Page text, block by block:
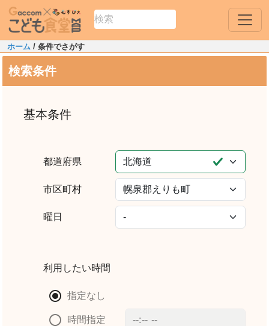
ホーム / 条件でさがす
検索条件
基本条件
都道府県
市区町村
曜日
利用したい時間
指定なし
時間指定